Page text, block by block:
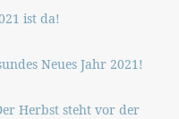
ist da!
Neues Jahr 2021!
Herbst steht vor der